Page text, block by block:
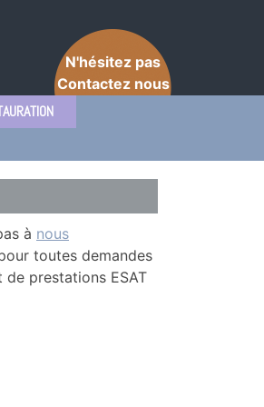
N'hésitez pas
Contactez nous
à nous
toutes demandes
de prestations ESAT